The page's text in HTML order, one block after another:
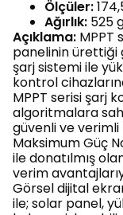
Ölçüler:
Ağırlık: 525
Açıklama: MPPT
panelinin ürettiği
şarj sistemi ile
kontrol
MPPT serisi şarj
algoritmalara
güvenli ve
Maksimum Güç
ile donatılmış
verim
Görsel dijital
ile; solar panel,